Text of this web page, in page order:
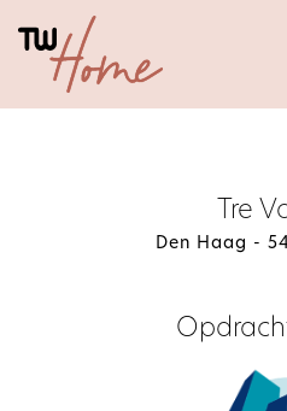
Kopersbegeleiding
Tre
Den Haag -